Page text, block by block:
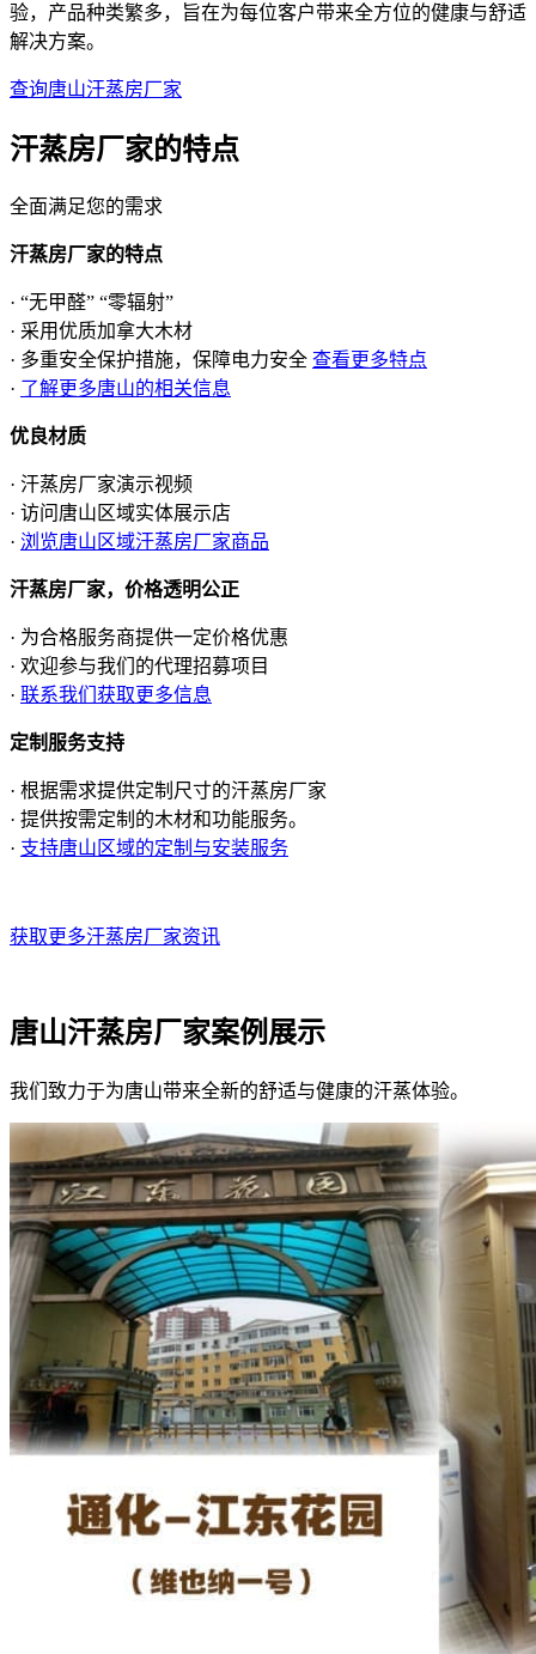
验，产品种类繁多，旨在为每位客户带来全方位的健康与舒适
解决方案。
查询唐山汗蒸房厂家
汗蒸房厂家的特点
全面满足您的需求
汗蒸房厂家的特点
· “无甲醛” “零辐射”
· 采用优质加拿大木材
· 多重安全保护措施，保障电力安全 查看更多特点
· 了解更多唐山的相关信息
优良材质
· 汗蒸房厂家演示视频
· 访问唐山区域实体展示店
· 浏览唐山区域汗蒸房厂家商品
汗蒸房厂家，价格透明公正
· 为合格服务商提供一定价格优惠
· 欢迎参与我们的代理招募项目
· 联系我们获取更多信息
定制服务支持
· 根据需求提供定制尺寸的汗蒸房厂家
· 提供按需定制的木材和功能服务。
· 支持唐山区域的定制与安装服务
获取更多汗蒸房厂家资讯
唐山汗蒸房厂家案例展示
我们致力于为唐山带来全新的舒适与健康的汗蒸体验。